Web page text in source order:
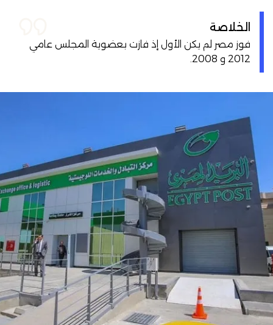
الخلاصة
فوز مصر لم يكن الأول إذ فازت بعضوية المجلس عامي
2012 و 2008.